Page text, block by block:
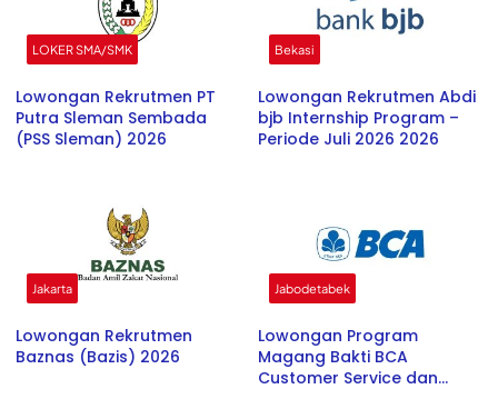
LOKER SMA/SMK
Lowongan Rekrutmen PT
Putra Sleman Sembada
(PSS Sleman) 2026
Bekasi
Lowongan Rekrutmen Abdi
bjb Internship Program –
Periode Juli 2026 2026
Jakarta
Lowongan Rekrutmen
Baznas (Bazis) 2026
Jabodetabek
Lowongan Program
Magang Bakti BCA
Customer Service dan